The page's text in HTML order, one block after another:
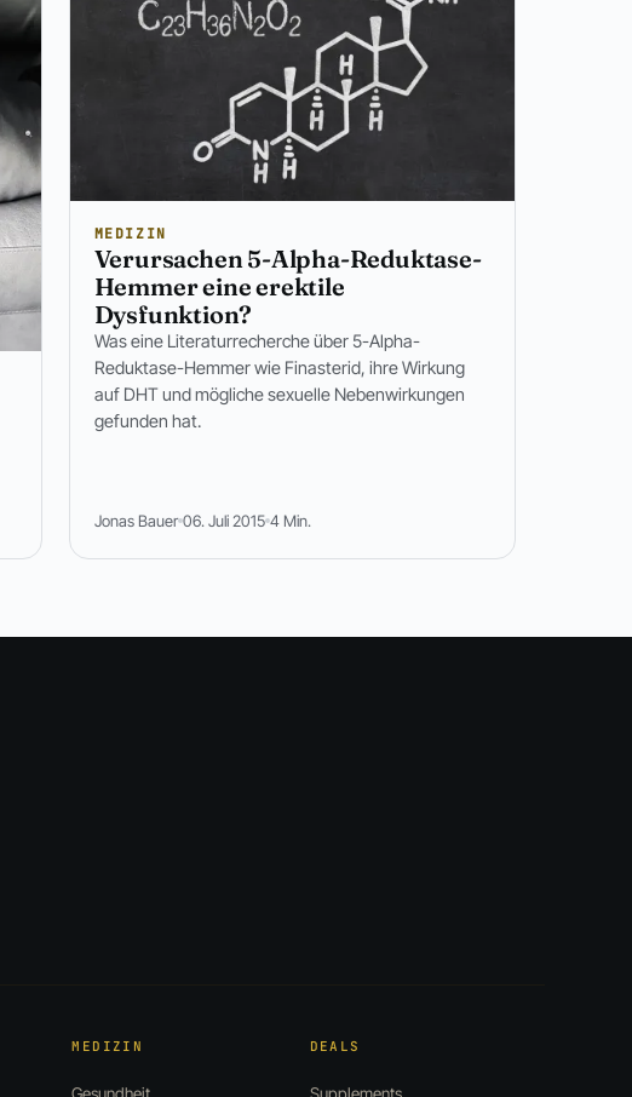
MEDIZIN
Verursachen 5-Alpha-Reduktase-
Hemmer eine erektile
Dysfunktion?
Was eine Literaturrecherche über 5-Alpha-
Reduktase-Hemmer wie Finasterid, ihre Wirkung
auf DHT und mögliche sexuelle Nebenwirkungen
gefunden hat.
Jonas Bauer 06. Juli 2015 4 Min.
MEDIZIN
Gesundheit
DEALS
Supplements